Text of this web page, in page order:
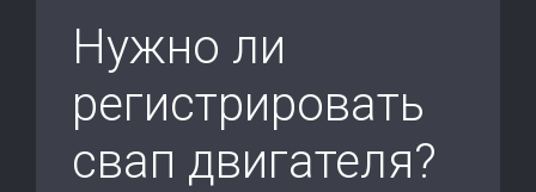
Нужно ли
регистрировать
свап двигателя?